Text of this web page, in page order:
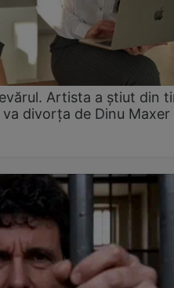
Artista a știut din
divorța de Dinu Maxer